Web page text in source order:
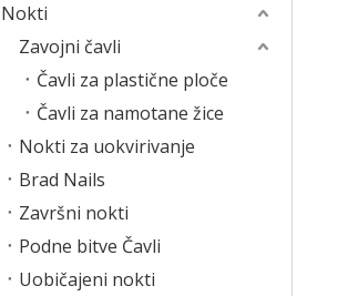
Nokti
Zavojni čavli
Čavli za plastične ploče
Čavli za namotane žice
Nokti za uokvirivanje
Brad Nails
Završni nokti
Podne bitve Čavli
Uobičajeni nokti